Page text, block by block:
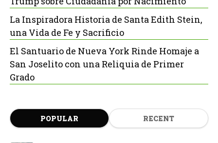
La Inspiradora Historia de Santa Edith Stein,
una Vida de Fe y Sacrificio
El Santuario de Nueva York Rinde Homaje a
San Joselito con una Reliquia de Primer
Grado
POPULAR RECENT